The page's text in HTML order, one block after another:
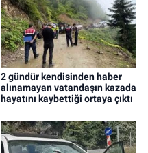
2 gündür kendisinden haber
alınamayan vatandaşın kazada
hayatını kaybettiği ortaya çıktı